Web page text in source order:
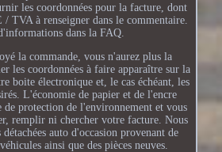
les coordonnées pour la facture, dont
TVA à renseigner dans le commentaire.
dans la FAQ.
la commande, vous n'aurez plus la
les coordonnées à faire apparaître sur la
boite électronique et, le cas échéant, les
L'économie de papier et de l'encre
protection de l'environnement et vous
remplir ni chercher votre facture. Nous
auto d'occasion provenant de
ainsi que des pièces neuves.